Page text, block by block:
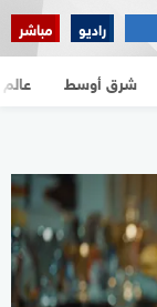
راديو مباشر
شرق أوسط عالم